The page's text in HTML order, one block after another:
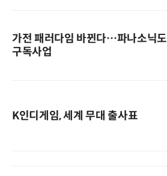
가전 패러다임 바뀐다…파나소닉도
구독사업
K인디게임, 세계 무대 출사표